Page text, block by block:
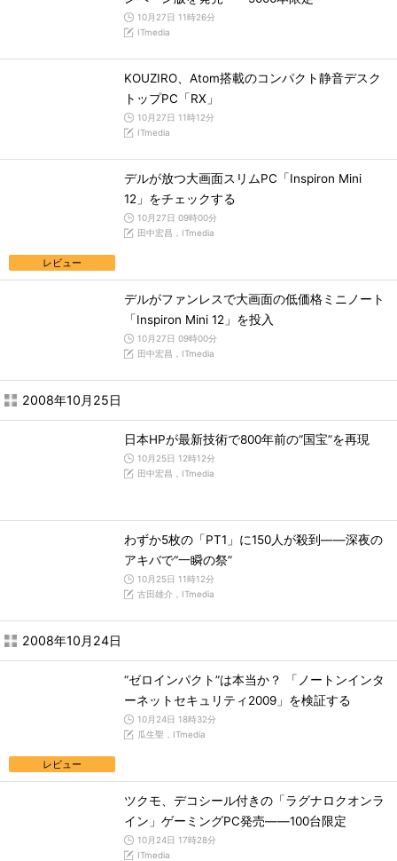
10月27日 11時26分
ITmedia
KOUZIRO、Atom搭載のコンパクト静音デスク
トップPC「RX」
10月27日 11時12分
ITmedia
レビュー
デルが放つ大画面スリムPC「Inspiron Mini
12」をチェックする
10月27日 09時00分
田中宏昌，ITmedia
デルがファンレスで大画面の低価格ミニノート
「Inspiron Mini 12」を投入
10月27日 09時00分
田中宏昌，ITmedia
2008年10月25日
日本HPが最新技術で800年前の“国宝”を再現
10月25日 12時12分
田中宏昌，ITmedia
わずか5枚の「PT1」に150人が殺到――深夜の
アキバで“一瞬の祭”
10月25日 11時12分
古田雄介，ITmedia
2008年10月24日
レビュー
“ゼロインパクト”は本当か？ 「ノートンインタ
ーネットセキュリティ2009」を検証する
10月24日 18時32分
瓜生聖，ITmedia
ツクモ、デコシール付きの「ラグナロクオンラ
イン」ゲーミングPC発売――100台限定
10月24日 17時28分
ITmedia